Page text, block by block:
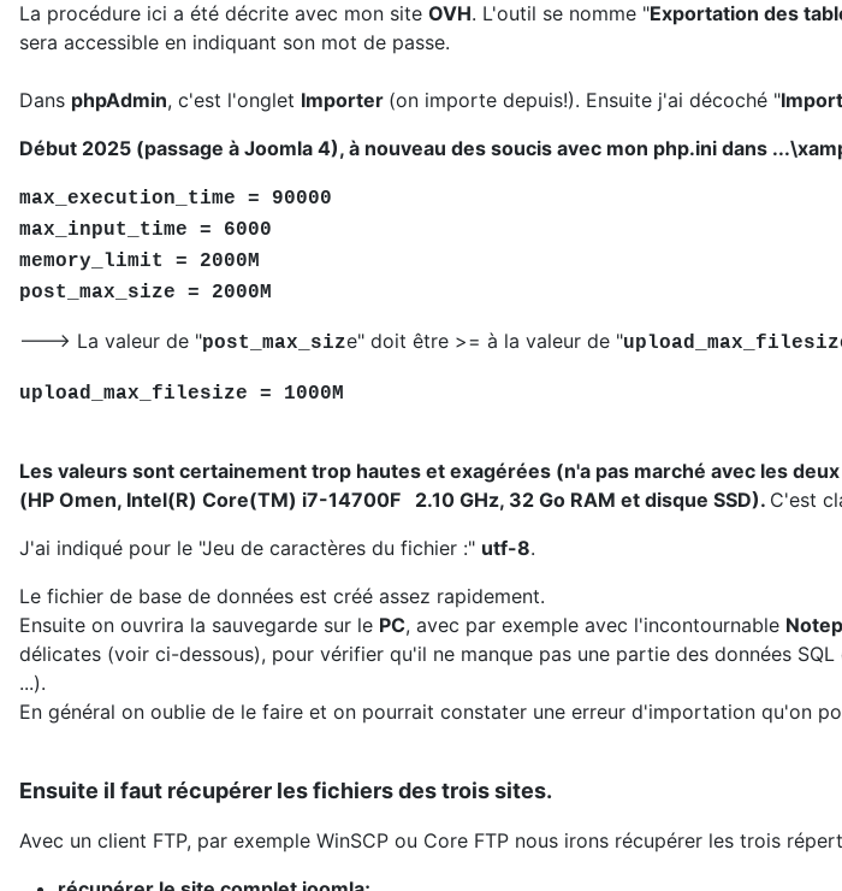
La procédure ici a été décrite avec mon site OVH. L'outil se nomme "Exportation des
sera accessible en indiquant son mot de passe.
Dans phpAdmin, c'est l'onglet Importer (on importe depuis!). Ensuite j'ai décoché "
Début 2025 (passage à Joomla 4), à nouveau des soucis avec mon php.ini dans
max_execution_time = 90000
max_input_time = 6000
memory_limit = 2000M
post_max_size = 2000M
---> La valeur de "post_max_size" doit être >= à la valeur de "
upload_max_filesize = 1000M
Les valeurs sont certainement trop hautes et exagérées (n'a pas marché avec les
(HP Omen, Intel(R) Core(TM) i7-14700F 2.10 GHz, 32 Go RAM et disque SSD). C'est
J'ai indiqué pour le "Jeu de caractères du fichier :" utf-8.
Le fichier de base de données est créé assez rapidement.
Ensuite on ouvrira la sauvegarde sur le PC, avec par exemple avec l'incontournable
délicates (voir ci-dessous), pour vérifier qu'il ne manque pas une partie des données
...).
En général on oublie de le faire et on pourrait constater une erreur d'importation qu'on
Ensuite il faut récupérer les fichiers des trois sites.
Avec un client FTP, par exemple WinSCP ou Core FTP nous irons récupérer les trois